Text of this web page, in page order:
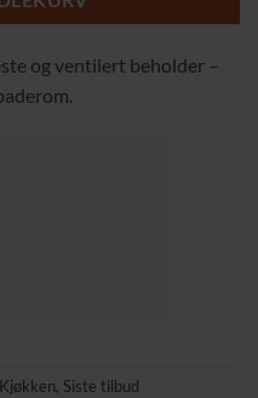
og ventilert beholder –
, Siste tilbud